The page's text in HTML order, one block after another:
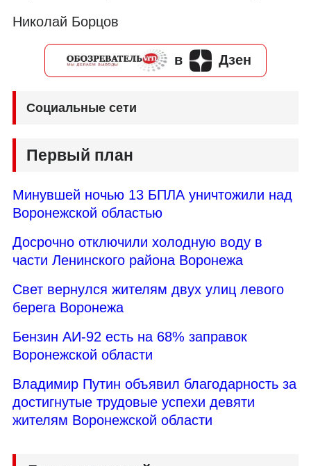
Николай Борцов
в Дзен
Социальные сети
Первый план
Минувшей ночью 13 БПЛА уничтожили над
Воронежской областью
Досрочно отключили холодную воду в
части Ленинского района Воронежа
Свет вернулся жителям двух улиц левого
берега Воронежа
Бензин АИ-92 есть на 68% заправок
Воронежской области
Владимир Путин объявил благодарность за
достигнутые трудовые успехи девяти
жителям Воронежской области